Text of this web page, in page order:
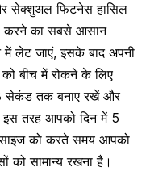
सेक्शुअल फिटनेस हासिल
करने का सबसे आसान
लेट जाएं, इसके बाद अपनी
बीच में रोकने के लिए
सेकंड तक बनाए रखें और
तरह आपको दिन में 5
को करते समय आपको
को सामान्य रखना है।